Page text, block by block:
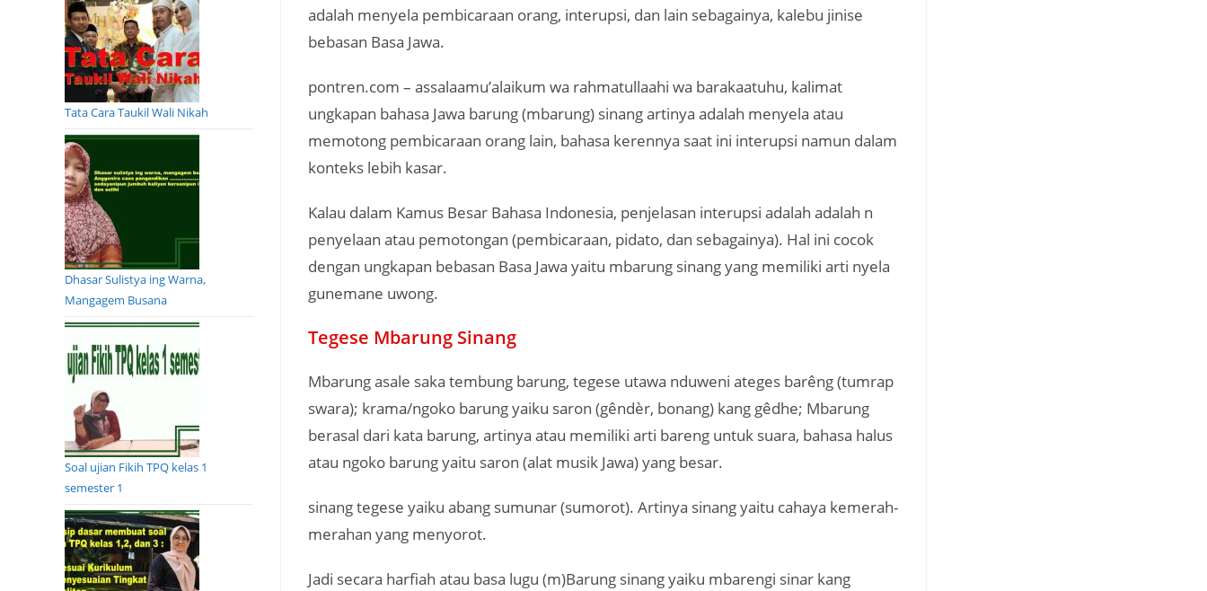
adalah menyela pembicaraan orang, interupsi, dan lain sebagainya, kalebu jinise
bebasan Basa Jawa.
pontren.com – assalaamu’alaikum wa rahmatullaahi wa barakaatuhu, kalimat
ungkapan bahasa Jawa barung (mbarung) sinang artinya adalah menyela atau
memotong pembicaraan orang lain, bahasa kerennya saat ini interupsi namun dalam
konteks lebih kasar.
Kalau dalam Kamus Besar Bahasa Indonesia, penjelasan interupsi adalah adalah n
penyelaan atau pemotongan (pembicaraan, pidato, dan sebagainya). Hal ini cocok
dengan ungkapan bebasan Basa Jawa yaitu mbarung sinang yang memiliki arti nyela
gunemane uwong.
Tegese Mbarung Sinang
Mbarung asale saka tembung barung, tegese utawa nduweni ateges barêng (tumrap
swara); krama/ngoko barung yaiku saron (gêndèr, bonang) kang gêdhe; Mbarung
berasal dari kata barung, artinya atau memiliki arti bareng untuk suara, bahasa halus
atau ngoko barung yaitu saron (alat musik Jawa) yang besar.
sinang tegese yaiku abang sumunar (sumorot). Artinya sinang yaitu cahaya kemerah-
merahan yang menyorot.
Jadi secara harfiah atau basa lugu (m)Barung sinang yaiku mbarengi sinar kang
Tata Cara Taukil Wali Nikah
Dhasar Sulistya ing Warna,
Mangagem Busana
Soal ujian Fikih TPQ kelas 1
semester 1